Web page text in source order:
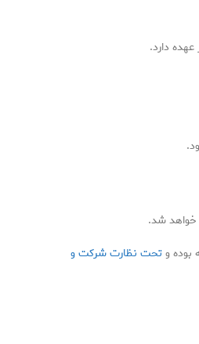
دارد.
خواهد شد.
بوده وتحت نظارت شرکت و